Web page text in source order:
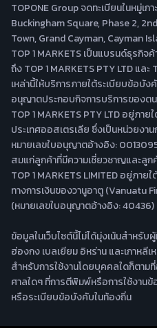
TOPONE Group จดทะเบียนในหมู่เ
Buckingham Square, Phase 2,
Town, Grand Cayman, Cayman
TOP 1 MARKETS เป็นแบรนด์ธุรกิ
ถึง TOP 1 MARKETS PTY LTD และ
เหล่านี้ให้บริการภายใต้ระเบียบข้อบั
อนุญาตประกอบกิจการบริการของต
TOP 1 MARKETS PTY LTD อยู่ภา
ประเทศออสเตรเลีย ซึ่งเป็นหน่วยง
หมายเลขใบอนุญาตอ้างอิง:
สมแก่ลูกค้าที่มีความเชี่ยวชาญและลูก
TOP 1 MARKETS LIMITED อยู่ภา
ทางการเงินของวานูอาตู (Vanuatu
(หมายเลขใบอนุญาตอ้างอิง: 40436)
ข้อมูลในเว็บไซต์นี้ไม่ได้มุ่งเน้นสำหรั
ฮ่องกง เบลเยียม อิหร่าน และเกาหลีเ
สำหรับการใช้งานโดยบุคคลใดก็ตาม
ศาลใดๆ ที่การตีพิมพ์หรือการใช้งาน
หรือระเบียบข้อบังคับในท้องถิ่น